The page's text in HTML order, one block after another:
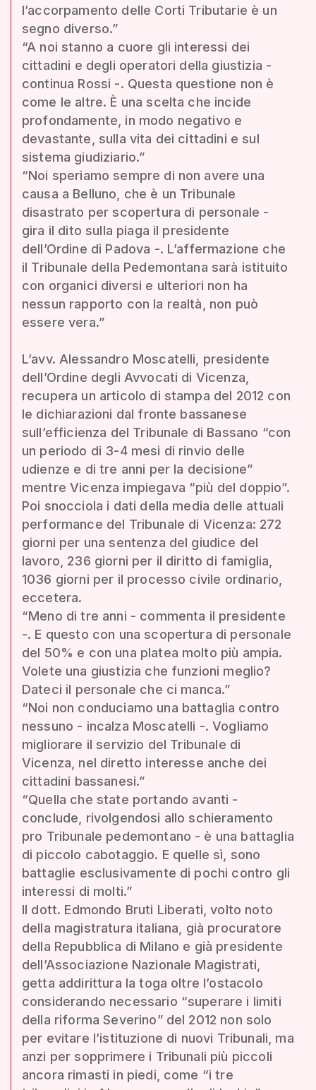
l’accorpamento delle Corti Tributarie è un
segno diverso.”
“A noi stanno a cuore gli interessi dei
cittadini e degli operatori della giustizia -
continua Rossi -. Questa questione non è
come le altre. È una scelta che incide
profondamente, in modo negativo e
devastante, sulla vita dei cittadini e sul
sistema giudiziario.”
“Noi speriamo sempre di non avere una
causa a Belluno, che è un Tribunale
disastrato per scopertura di personale -
gira il dito sulla piaga il presidente
dell’Ordine di Padova -. L’affermazione che
il Tribunale della Pedemontana sarà istituito
con organici diversi e ulteriori non ha
nessun rapporto con la realtà, non può
essere vera.”
L’avv. Alessandro Moscatelli, presidente
dell’Ordine degli Avvocati di Vicenza,
recupera un articolo di stampa del 2012 con
le dichiarazioni dal fronte bassanese
sull’efficienza del Tribunale di Bassano “con
un periodo di 3-4 mesi di rinvio delle
udienze e di tre anni per la decisione”
mentre Vicenza impiegava “più del doppio”.
Poi snocciola i dati della media delle attuali
performance del Tribunale di Vicenza: 272
giorni per una sentenza del giudice del
lavoro, 236 giorni per il diritto di famiglia,
1036 giorni per il processo civile ordinario,
eccetera.
“Meno di tre anni - commenta il presidente
-. E questo con una scopertura di personale
del 50% e con una platea molto più ampia.
Volete una giustizia che funzioni meglio?
Dateci il personale che ci manca.”
“Noi non conduciamo una battaglia contro
nessuno - incalza Moscatelli -. Vogliamo
migliorare il servizio del Tribunale di
Vicenza, nel diretto interesse anche dei
cittadini bassanesi.”
“Quella che state portando avanti -
conclude, rivolgendosi allo schieramento
pro Tribunale pedemontano - è una battaglia
di piccolo cabotaggio. E quelle sì, sono
battaglie esclusivamente di pochi contro gli
interessi di molti.”
Il dott. Edmondo Bruti Liberati, volto noto
della magistratura italiana, già procuratore
della Repubblica di Milano e già presidente
dell’Associazione Nazionale Magistrati,
getta addirittura la toga oltre l’ostacolo
considerando necessario “superare i limiti
della riforma Severino” del 2012 non solo
per evitare l’istituzione di nuovi Tribunali, ma
anzi per sopprimere i Tribunali più piccoli
ancora rimasti in piedi, come “i tre